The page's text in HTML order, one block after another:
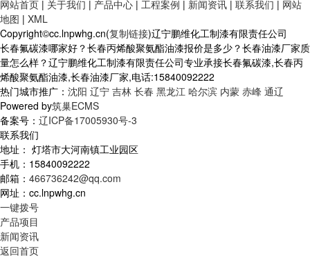
网站首页 | 关于我们 | 产品中心 | 工程案例 | 新闻资讯 | 联系我们 | 网站
地图 | XML
Copyright©cc.lnpwhg.cn(复制链接)辽宁鹏维化工制漆有限责任公司
长春氟碳漆哪家好？长春丙烯酸聚氨酯油漆报价是多少？长春油漆厂家质
量怎么样？辽宁鹏维化工制漆有限责任公司专业承接长春氟碳漆,长春丙
烯酸聚氨酯油漆,长春油漆厂家,电话:15840092222
热门城市推广： 沈阳 辽宁 吉林 长春 黑龙江 哈尔滨 内蒙 赤峰 通辽
Powered by筑巢ECMS
备案号： 辽ICP备17005930号-3
联系我们
地址： 灯塔市大河南镇工业园区
手机：15840092222
邮箱： 466736242@qq.com
网址：cc.lnpwhg.cn
一键拨号
产品项目
新闻资讯
返回首页